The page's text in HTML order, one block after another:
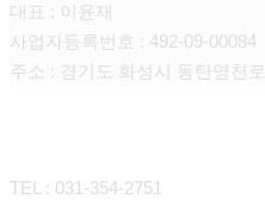
대표 : 이윤재
사업자등록번호 : 492-09-00084
주소 : 경기도 화성시 동탄영천
TEL : 031-354-2751